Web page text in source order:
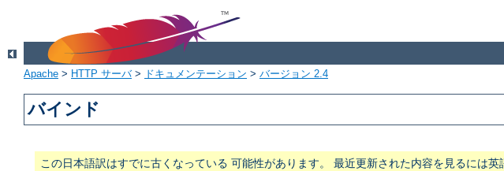
Apache > HTTP サーバ> ドキュメンテーション > バージョン 2.4
バインド
この日本語訳はすでに古くなっている 可能性があります。 最近更新された内容を見るには英